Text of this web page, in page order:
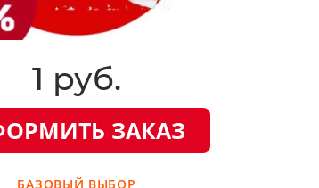
1 руб.
ЗАКАЗ
БАЗОВЫЙ ВЫБОР